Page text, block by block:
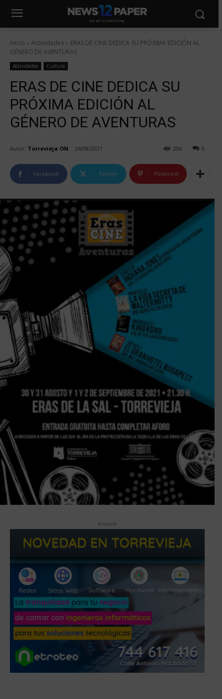
Inicio Actividades
ERAS DE CINE DEDICA SU PRÓXIMA EDICIÓN AL
GÉNERO DE AVENTURAS
Actividades Cultura
ERAS DE CINE DEDICA SU
PRÓXIMA EDICIÓN AL
GÉNERO DE AVENTURAS
Autor: Torrevieja ON 24/08/2021 0
206
Facebook Twitter Pinterest
Anuncio